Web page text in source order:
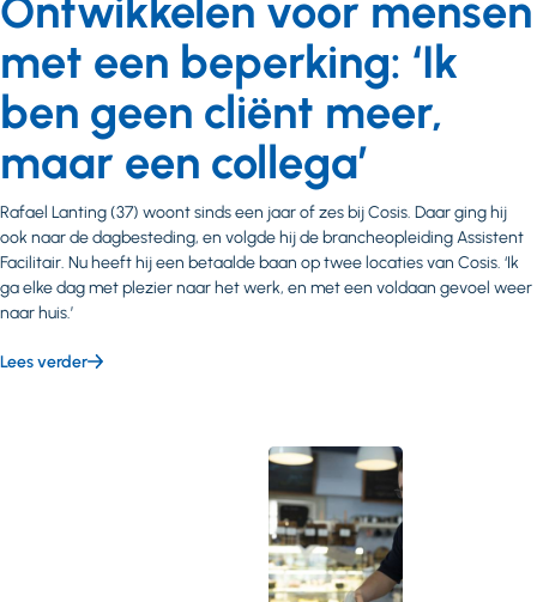
Ontwikkelen voor mensen
met een beperking: ‘Ik
ben geen cliënt meer,
maar een collega’
Rafael Lanting (37) woont sinds een jaar of zes bij Cosis. Daar ging hij
ook naar de dagbesteding, en volgde hij de brancheopleiding Assistent
Facilitair. Nu heeft hij een betaalde baan op twee locaties van Cosis. ‘Ik
ga elke dag met plezier naar het werk, en met een voldaan gevoel weer
naar huis.’
Lees verder